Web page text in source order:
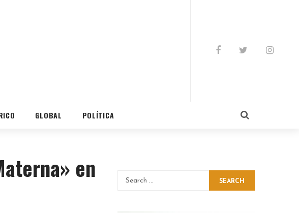
GLOBAL POLÍTICA
en SEARCH